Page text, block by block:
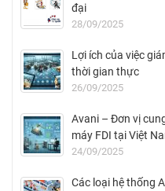
đại
28/09/2025
Lợi ích của việc
thời gian thực
26/09/2025
Avani – Đơn vị
máy FDI tại Việt
24/09/2025
Các loại hệ thống